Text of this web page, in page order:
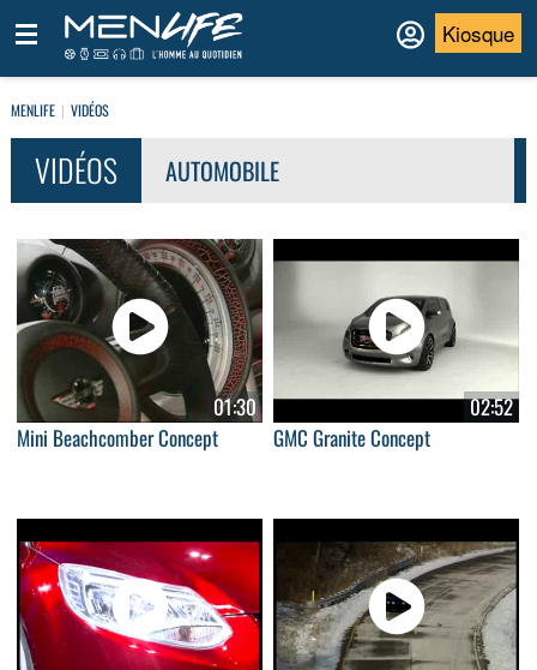
Kiosque
MENLIFE VIDÉOS
VIDÉOS AUTOMOBILE
01:30
Mini Beachcomber Concept
02:52
GMC Granite Concept